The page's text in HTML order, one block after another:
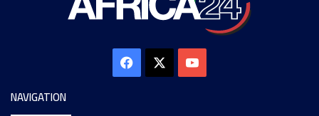
NAVIGATION